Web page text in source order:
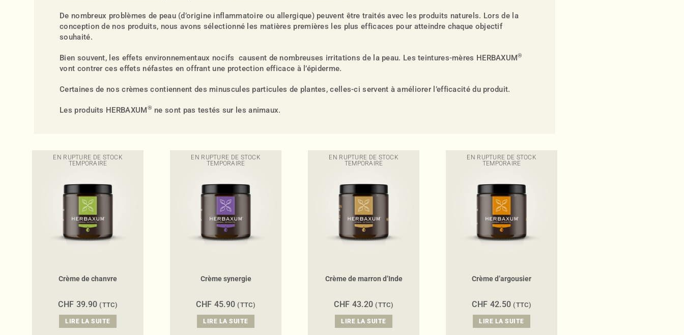
De nombreux problèmes de peau (d’origine inflammatoire ou allergique) peuvent être traités avec les produits naturels. Lors de la
conception de nos produits, nous avons sélectionné les matières premières les plus efficaces pour atteindre chaque objectif
souhaité.
Bien souvent, les effets environnementaux nocifs causent de nombreuses irritations de la peau. Les teintures-mères HERBAXUM®
vont contrer ces effets néfastes en offrant une protection efficace à l’épiderme.
Certaines de nos crèmes contiennent des minuscules particules de plantes, celles-ci servent à améliorer l’efficacité du produit.
Les produits HERBAXUM® ne sont pas testés sur les animaux.
EN RUPTURE DE STOCK
TEMPORAIRE
Crème de chanvre
CHF 39.90 (TTC)
LIRE LA SUITE
EN RUPTURE DE STOCK
TEMPORAIRE
Crème synergie
CHF 45.90 (TTC)
LIRE LA SUITE
EN RUPTURE DE STOCK
TEMPORAIRE
Crème de marron d’Inde
CHF 43.20 (TTC)
LIRE LA SUITE
EN RUPTURE DE STOCK
TEMPORAIRE
Crème d’argousier
CHF 42.50 (TTC)
LIRE LA SUITE